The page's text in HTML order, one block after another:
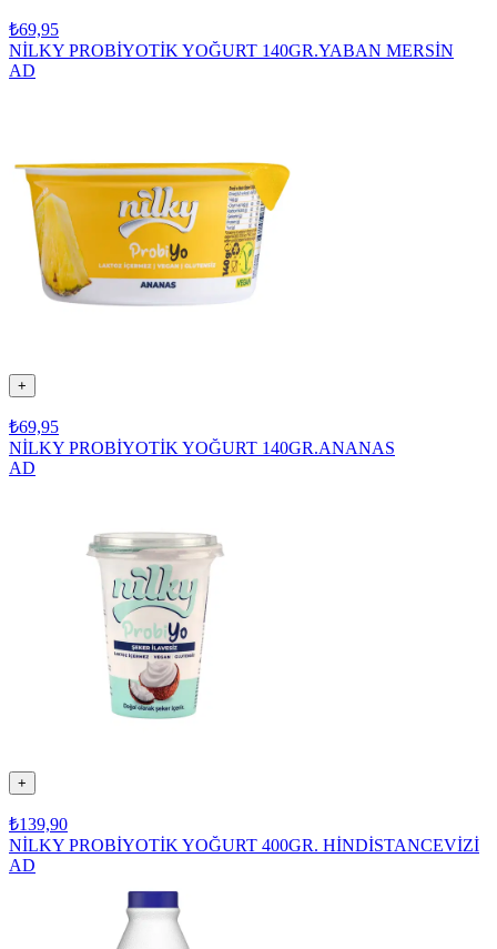
₺69,95
NİLKY PROBİYOTİK YOĞURT 140GR.YABAN MERSİN
AD
+
₺69,95
NİLKY PROBİYOTİK YOĞURT 140GR.ANANAS
AD
+
₺139,90
NİLKY PROBİYOTİK YOĞURT 400GR. HİNDİSTANCEVİZİ
AD